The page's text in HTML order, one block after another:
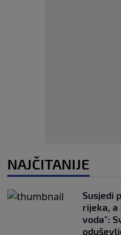
NAJČITANIJE
Susjedi
rijeka, a
voda":